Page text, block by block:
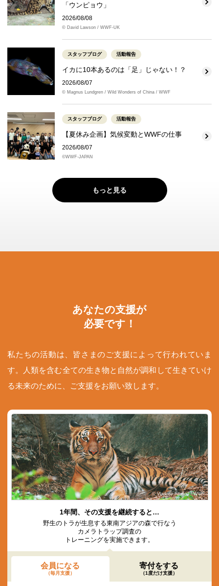
「ウンピョウ」
2026/08/08
© David Lawson / WWF-UK
スタッフブログ 活動報告
イカに10本あるのは「足」じゃない！？
2026/08/07
© Magnus Lundgren / Wild Wonders of China / WWF
スタッフブログ 活動報告
【夏休み企画】気候変動とWWFの仕事
2026/08/07
©WWF-JAPAN
もっと見る
あなたの支援が
必要です！
私たちの活動は、皆さまのご支援によって行われていま
す。人類を含む全ての生き物と自然が調和して生きていけ
る未来のために、ご支援をお願い致します。
© Vladimir Filonov / WWF
1年間、その支援を継続すると…
野生のトラが生息する東南アジアの森で行なう
カメラトラップ調査の
トレーニングを実施できます。
会員になる
（毎月支援）
寄付をする
（1度だけ支援）